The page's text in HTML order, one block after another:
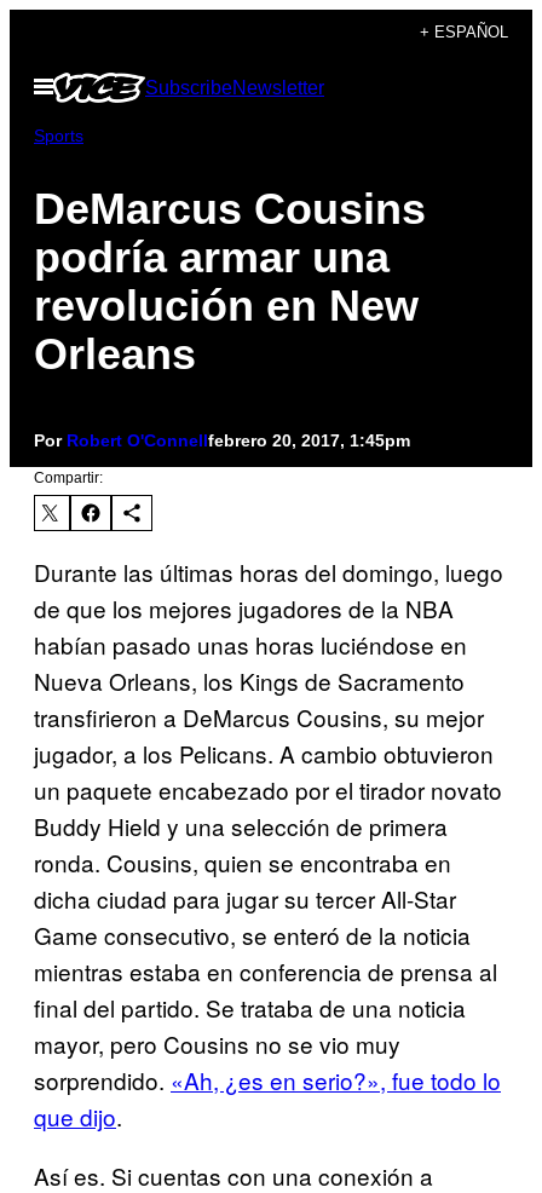
contenido
+ ESPAÑOL
Abrir
Menú
SubscribeNewsletter
Sports
DeMarcus Cousins
podría armar una
revolución en New
Orleans
Por Robert O'Connellfebrero 20, 2017, 1:45pm
Compartir:
Durante las últimas horas del domingo, luego
de que los mejores jugadores de la NBA
habían pasado unas horas luciéndose en
Nueva Orleans, los Kings de Sacramento
transfirieron a DeMarcus Cousins, su mejor
jugador, a los Pelicans. A cambio obtuvieron
un paquete encabezado por el tirador novato
Buddy Hield y una selección de primera
ronda. Cousins, quien se encontraba en
dicha ciudad para jugar su tercer All-Star
Game consecutivo, se enteró de la noticia
mientras estaba en conferencia de prensa al
final del partido. Se trataba de una noticia
mayor, pero Cousins no se vio muy
sorprendido. «Ah, ¿es en serio?», fue todo lo
que dijo.
Así es. Si cuentas con una conexión a